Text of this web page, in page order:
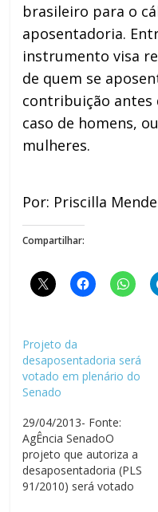
brasileiro para o
aposentadoria.
instrumento visa
de quem se
contribuição antes
caso de homens,
mulheres.
Por: Priscilla
Compartilhar:
Projeto da
desaposentadoria será
votado em plenário do
Senado
29/04/2013- Fonte:
AgÊncia SenadoO
projeto que autoriza a
desaposentadoria (PLS
91/2010) será votado